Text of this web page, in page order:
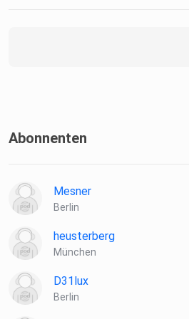
Abonnenten
Mesner
Berlin
heusterberg
München
D31lux
Berlin